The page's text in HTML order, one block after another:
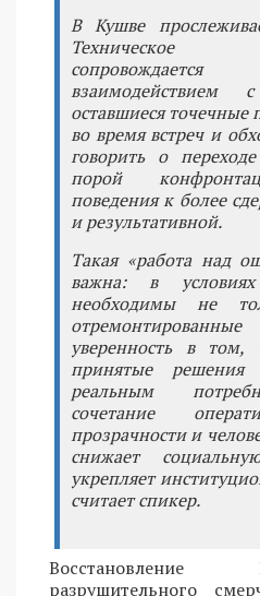
В Кушве
Техническое
сопровождается
оставшиеся
во время встреч и
говорить о
порой
поведения к более
и результативной.
Такая «работа над
важна: в
необходимы не
уверенность в
принятые решения
реальным
сочетание
прозрачности и
снижает
укрепляет
считает спикер.
разрушительного